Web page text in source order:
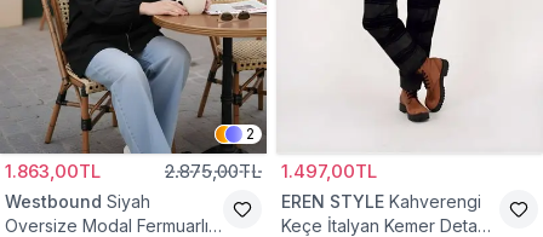
2
1.863,00TL 2.875,00TL
Westbound Siyah
Oversize Modal Fermuarlı
1.497,00TL
EREN STYLE Kahverengi
Keçe İtalyan Kemer Detaylı